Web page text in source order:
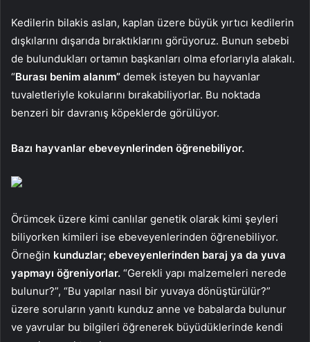
Kedilerin bilakis aslan, kaplan üzere büyük yırtıcı kedilerin
dışkılarını dışarıda bıraktıklarını görüyoruz. Bunun sebebi
de bulundukları ortamın başkanları olma eforlarıyla alakalı.
“Burası benim alanım” demek isteyen bu hayvanlar
tuvaletleriyle kokularını bırakabiliyorlar. Bu noktada
benzeri bir davranış köpeklerde görülüyor.
Bazı hayvanlar ebeveynlerinden öğrenebiliyor.
Örümcek üzere kimi canlılar genetik olarak kimi şeyleri
biliyorken kimileri ise ebeveyenlerinden öğrenebiliyor.
Örneğin kunduzlar; ebeveyenlerinden baraj ya da yuva
yapmayı öğreniyorlar. “Gerekli yapı malzemeleri nerede
bulunur?”, “Bu yapılar nasıl bir yuvaya dönüştürülür?”
üzere soruların yanıtı kunduz anne ve babalarda bulunur
ve yavrular bu bilgileri öğrenerek büyüdüklerinde kendi